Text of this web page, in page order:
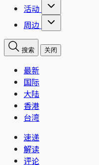
活动
周边
搜索 关闭
最新
国际
大陆
香港
台湾
速递
解读
评论